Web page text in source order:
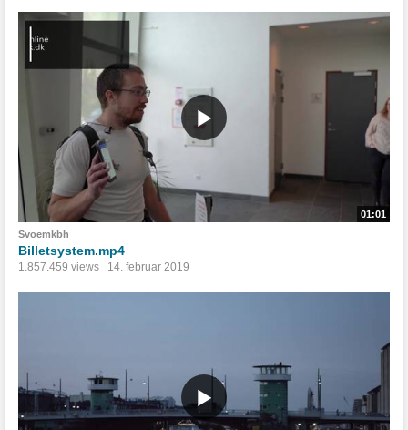
01:01
Svoemkbh
Billetsystem.mp4
1.857.459 views 14. februar 2019